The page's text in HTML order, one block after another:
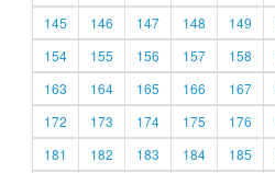
145
146 147 148 149
154
155 156 157 158
163
164 165 166 167
172
173 174 175 176
181
182 183 184 185